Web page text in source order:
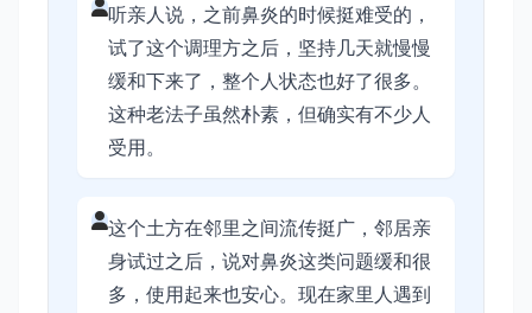
听亲人说，之前鼻炎的时候挺难受的，
试了这个调理方之后，坚持几天就慢慢
缓和下来了，整个人状态也好了很多。
这种老法子虽然朴素，但确实有不少人
受用。
这个土方在邻里之间流传挺广，邻居亲
身试过之后，说对鼻炎这类问题缓和很
多，使用起来也安心。现在家里人遇到